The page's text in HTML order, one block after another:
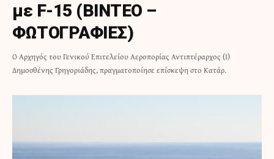
με F-15 (ΒΙΝΤΕΟ –
ΦΩΤΟΓΡΑΦΙΕΣ)
Ο Αρχηγός του Γενικού Επιτελείου Αεροπορίας Αντιπτέραρχος (Ι)
Δημοσθένης Γρηγοριάδης, πραγματοποίησε επίσκεψη στο Κατάρ.